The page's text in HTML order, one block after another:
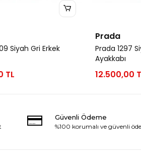
Siyah Gri Erkek
TL
Prada
Prada 1297
Ayakkabı
12.500,00
Güvenli Ödeme
%100 korumalı ve güvenli